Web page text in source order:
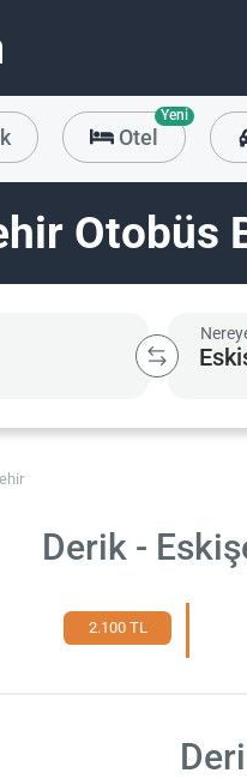
Otel
Yeni
Otobüs
Derik -
2.100 TL